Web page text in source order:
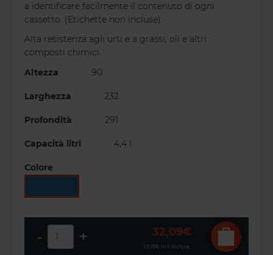
a identificare facilmente il contenuto di ogni
cassetto. (Etichette non incluse).
Alta resistenza agli urti e a grassi, oli e altri
composti chimici.
Altezza
90
Larghezza 232
Profondità 291
Capacità litri 4,4 l
Colore
- + 39,15€ IVA inclusa
32,09€